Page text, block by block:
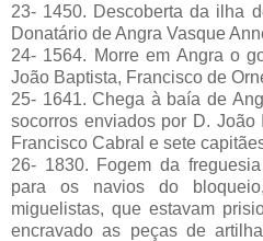
23- 1450. Descoberta da ilha
Donatário de Angra Vasque
24- 1564. Morre em Angra o
João Baptista, Francisco de
25- 1641. Chega à baía de
socorros enviados por D. João
Francisco Cabral e sete
26- 1830. Fogem da
para os navios do
miguelistas, que estavam
encravado as peças de